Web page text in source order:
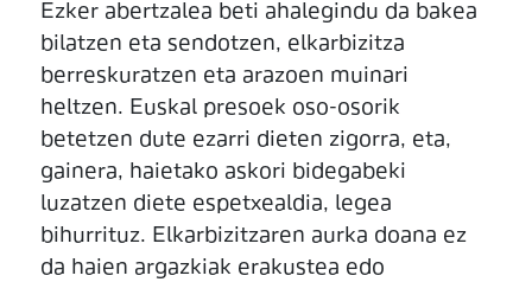
Ezker abertzalea beti ahalegindu da bakea
bilatzen eta sendotzen, elkarbizitza
berreskuratzen eta arazoen muinari
heltzen. Euskal presoek oso-osorik
betetzen dute ezarri dieten zigorra, eta,
gainera, haietako askori bidegabeki
luzatzen diete espetxealdia, legea
bihurrituz. Elkarbizitzaren aurka doana ez
da haien argazkiak erakustea edo